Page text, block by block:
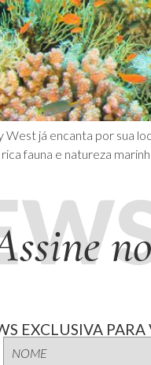
já encanta por sua
fauna e natureza
EXCLUSIVA PARA